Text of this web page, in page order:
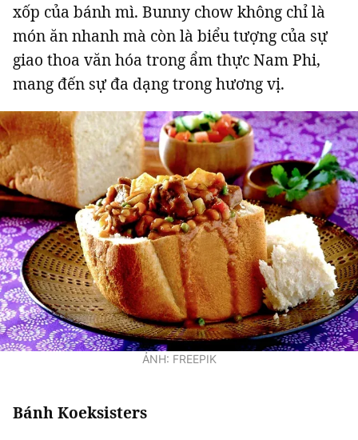
xốp của bánh mì. Bunny chow không chỉ là
món ăn nhanh mà còn là biểu tượng của sự
giao thoa văn hóa trong ẩm thực Nam Phi,
mang đến sự đa dạng trong hương vị.
ẢNH: FREEPIK
Bánh Koeksisters